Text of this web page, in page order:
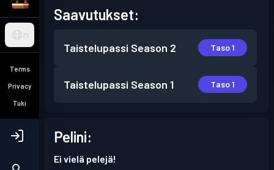
FI
Terms
Privacy
Tuki
Saavutukset:
Taistelupassi Season 2 Taso 1
Taistelupassi Season 1 Taso 1
Pelini:
Ei vielä pelejä!